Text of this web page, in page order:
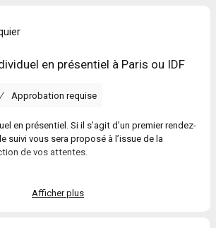
en présentiel à Paris ou IDF
Approbation requise
en présentiel. Si il s’agit d’un premier rendez-
suivi vous sera proposé à l’issue de la
de vos attentes.
vous sera transmis par WhatsApp ou
Afficher plus